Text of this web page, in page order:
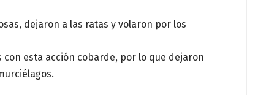
dejaron a las ratas y volaron por los
esta acción cobarde, por lo que dejaron